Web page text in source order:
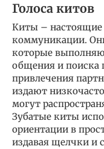
Голоса китов
Киты – настоящие
коммуникации.
которые
общения и поиска
привлечения
издают
могут
Зубатые киты
ориентации в
издавая щелчки и